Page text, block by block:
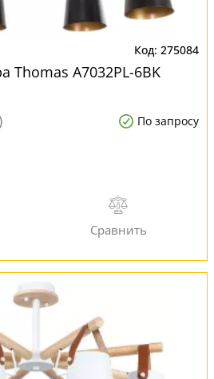
275084
Thomas A7032PL-6BK
По запросу